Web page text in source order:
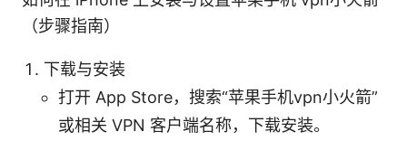
（步骤指南）
下载与安装
打开 App Store，搜索“苹果手机vpn小火箭”
或相关 VPN 客户端名称，下载安装。